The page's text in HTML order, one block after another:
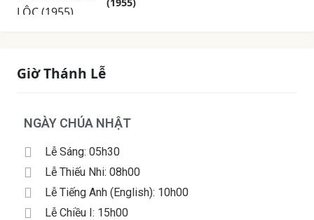
Giờ Thánh Lễ
NGÀY CHÚA NHẬT
Lễ Sáng: 05h30
Lễ Thiếu Nhi: 08h00
Lễ Tiếng Anh (English): 10h00
Lễ Chiều I: 15h00